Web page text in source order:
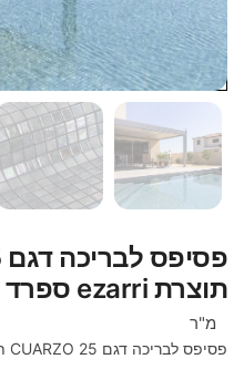
תוצרת ezarri ספרד
מ"ר
פסיפס לבריכה דגם 25 CUARZO תוצרת ezarri ספרד